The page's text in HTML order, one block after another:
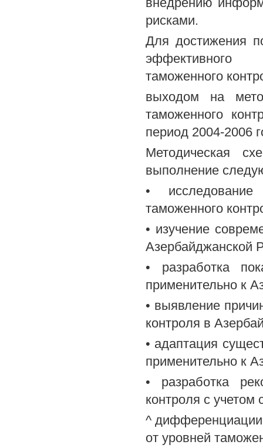
рисками.
Для достижения
эффективного
таможенного
выходом на
таможенного
период 2004-2006
Методическая
выполнение
•
таможенного
• изучение
Азербайджанской
• разработка
применительно к
• выявление
контроля в
• адаптация
применительно к
• разработка
контроля с
^ дифференциации
от уровней